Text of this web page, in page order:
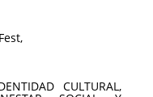
CULTURAL,